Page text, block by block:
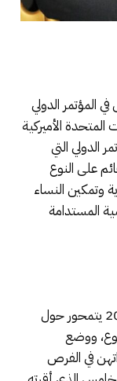
المؤتمر الدولي
المتحدة الأميركية
الدولي التي
على النوع
وتمكين النساء
المستدامة
أي أن مؤتمر أفضل الدبلوماسيين لسنة 2026 يتمحور حول
ووضع
في الفرص